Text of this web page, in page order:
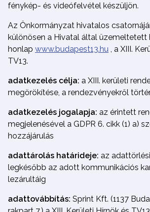
fénykép- és videófelvétel készüljön.
Az Önkormányzat hivatalos
különösen a Hivatal által üzemeltetett
honlap www.budapest13.hu , a XIII.
TV13.
adatkezelés célja: a XIII. kerületi
megörökítése, a rendezvényekről
adatkezelés jogalapja: az érintett
megjelenésével a GDPR 6. cikk (1) a)
hozzájárulás
adattárolás határideje: az
legkésőbb az adott kommunikációs
lezárultáig
adattovábbítás: Sprint Kft. (1137